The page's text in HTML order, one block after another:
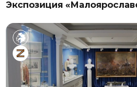
Экспозиция